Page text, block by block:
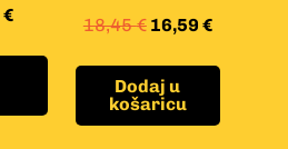
€
18,45€ 16,59 €
Dodaj u
košaricu